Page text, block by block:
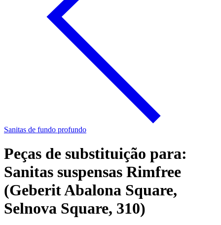
Sanitas de fundo profundo
Peças de substituição para:
Sanitas suspensas Rimfree
(Geberit Abalona Square,
Selnova Square, 310)